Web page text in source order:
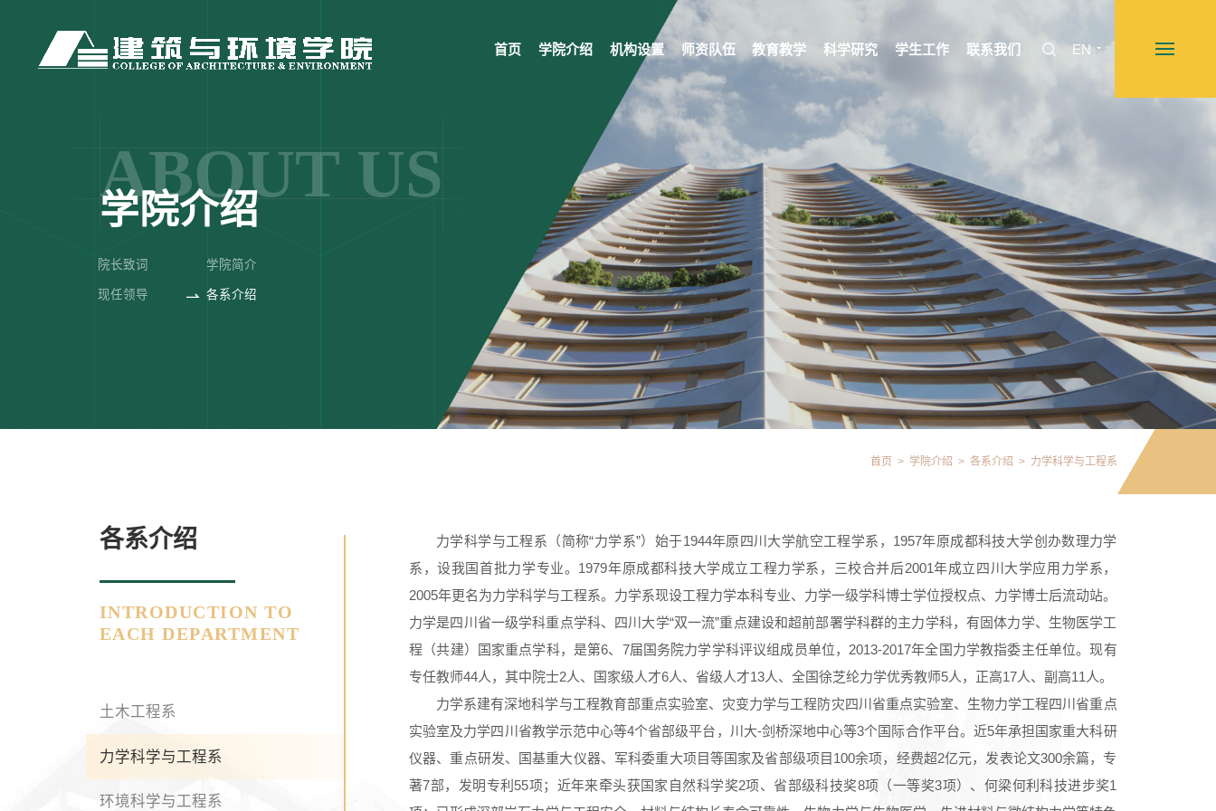
首页 学院介绍 机构设置 师资队伍 教育教学 科学研究 学生工作 联系我们 EN
ABOUT US
学院介绍
院长致词 学院简介
现任领导 各系介绍
首页 > 学院介绍 > 各系介绍 > 力学科学与工程系
各系介绍
INTRODUCTION TO
EACH DEPARTMENT
土木工程系
力学科学与工程系
环境科学与工程系
力学科学与工程系（简称“力学系”）始于1944年原四川大学航空工程学系，1957年原成都科技大学创办数理力学
系，设我国首批力学专业。1979年原成都科技大学成立工程力学系，三校合并后2001年成立四川大学应用力学系，
2005年更名为力学科学与工程系。力学系现设工程力学本科专业、力学一级学科博士学位授权点、力学博士后流动站。
力学是四川省一级学科重点学科、四川大学“双一流”重点建设和超前部署学科群的主力学科，有固体力学、生物医学工
程（共建）国家重点学科，是第6、7届国务院力学学科评议组成员单位，2013-2017年全国力学教指委主任单位。现有
专任教师44人，其中院士2人、国家级人才6人、省级人才13人、全国徐芝纶力学优秀教师5人，正高17人、副高11人。
力学系建有深地科学与工程教育部重点实验室、灾变力学与工程防灾四川省重点实验室、生物力学工程四川省重点
实验室及力学四川省教学示范中心等4个省部级平台，川大-剑桥深地中心等3个国际合作平台。近5年承担国家重大科研
仪器、重点研发、国基重大仪器、军科委重大项目等国家及省部级项目100余项，经费超2亿元，发表论文300余篇，专
著7部，发明专利55项；近年来牵头获国家自然科学奖2项、省部级科技奖8项（一等奖3项）、何梁何利科技进步奖1